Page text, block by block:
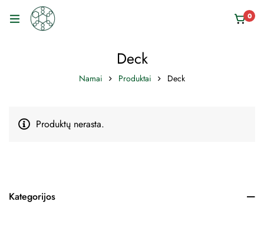
0
Deck
Namai Produktai Deck
Kategorijos
Produktų nerasta.